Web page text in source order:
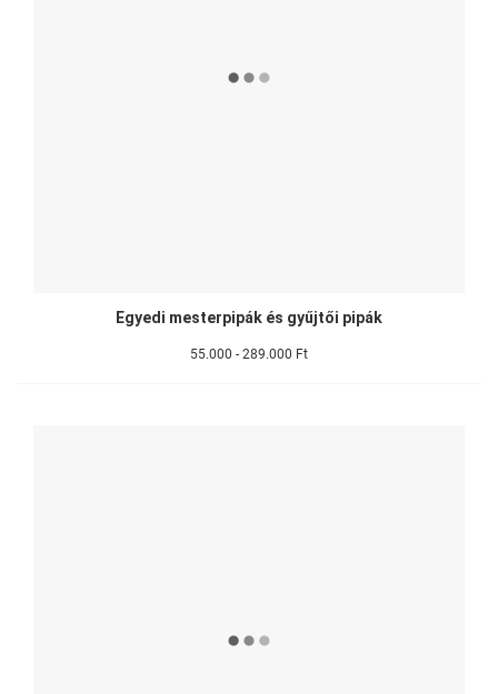
Egyedi mesterpipák és gyűjtői pipák
55.000 - 289.000 Ft